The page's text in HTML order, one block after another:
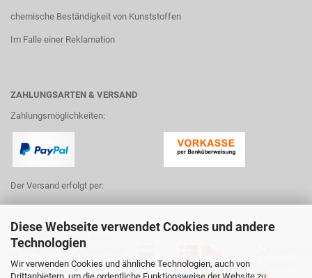
Diese Webseite verwendet Cookies und andere
Technologien
Wir verwenden Cookies und ähnliche Technologien, auch von
chemische Beständigkeit von Kunststoffen
Im Falle einer Reklamation
ZAHLUNGSARTEN & VERSAND
Zahlungsmöglichkeiten:
Der Versand erfolgt per:
Wir liefern in diese Länder: